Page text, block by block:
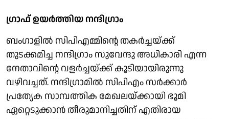
ഗ്രാഫ് ഉയര്‍ത്തിയ നന്ദിഗ്രാം
ബംഗാളില്‍ സിപിഎമ്മിന്റെ തകര്‍ച്ചയ്ക്ക്
തുടക്കമിച്ച നന്ദിഗ്രാം സുവേന്ദു അധികാരി എന്ന
നേതാവിന്റെ വളര്‍ച്ചയ്ക്ക് കൂടിയായിരുന്നു
വഴിവച്ചത്. നന്ദിഗ്രാമില്‍ സിപിഎം സര്‍ക്കാര്‍
പ്രത്യേക സാമ്പത്തിക മേഖലയ്ക്കായി ഭൂമി
ഏറ്റെടുക്കാന്‍ തീരുമാനിച്ചതിന് എതിരായ